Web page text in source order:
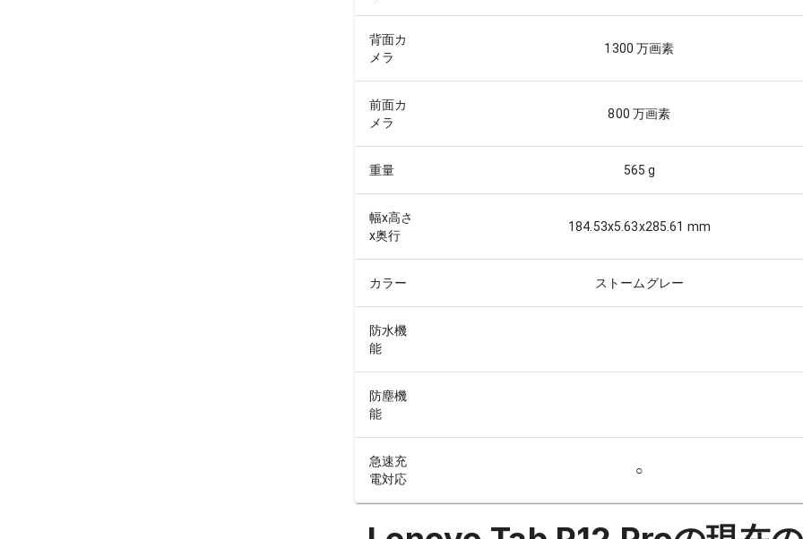
背面カ
メラ
1300 万画素
前面カ
メラ
800 万画素
重量 565 g
幅x高さ
x奥行
184.53x5.63x285.61 mm
カラー ストームグレー
防水機
能
防塵機
能
急速充
電対応
○